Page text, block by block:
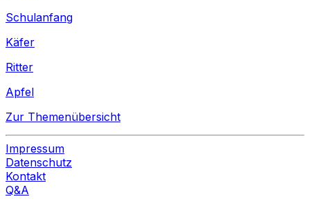
Schulanfang
Käfer
Ritter
Apfel
Zur Themenübersicht
Impressum
Datenschutz
Kontakt
Q&A